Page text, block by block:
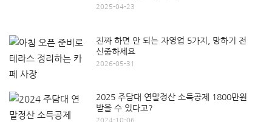
2025-04-23
진짜 하면 안 되는 자영업 5가지, 망하기 전
신중하세요
2026-05-31
2025 주담대 연말정산 소득공제 1800만원
받을 수 있다고?